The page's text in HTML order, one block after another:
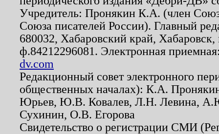
Учредитель: Пронякин К.А. (член
Союза писателей России). Главный
680032, Хабаровский край,
ф.84212296081. Электронная
dv.com
Редакционный совет электронного
общественных началах): К.А.
Юрьев, Ю.В. Ковалев, Л.Н. Левина,
Сухинин, О.В. Егорова
Свидетельство о регистрации СМИ